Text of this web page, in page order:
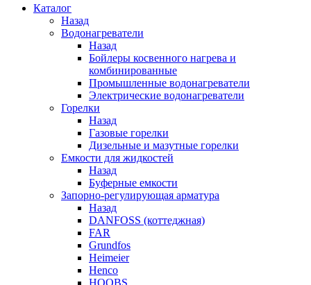
Каталог
Назад
Водонагреватели
Назад
Бойлеры косвенного нагрева и
комбинированные
Промышленные водонагреватели
Электрические водонагреватели
Горелки
Назад
Газовые горелки
Дизельные и мазутные горелки
Емкости для жидкостей
Назад
Буферные емкости
Запорно-регулирующая арматура
Назад
DANFOSS (коттеджная)
FAR
Grundfos
Heimeier
Henco
HOOBS